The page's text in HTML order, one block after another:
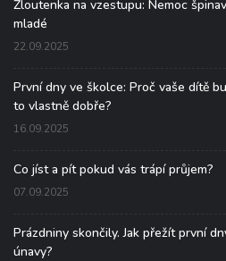
Žloutenka na vzestupu: Nemoc
mladé
22.09.2025
První dny ve školce: Proč vaše dítě
to vlastně dobře?
16.09.2025
Co jíst a pít pokud vás trápí průjem?
07.09.2025
Prázdniny skončily. Jak přežít první
únavy?